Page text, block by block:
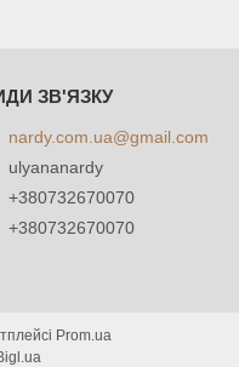
nardy.com.ua@gmail.com
ulyananardy
+380732670070
+380732670070
Prom.ua